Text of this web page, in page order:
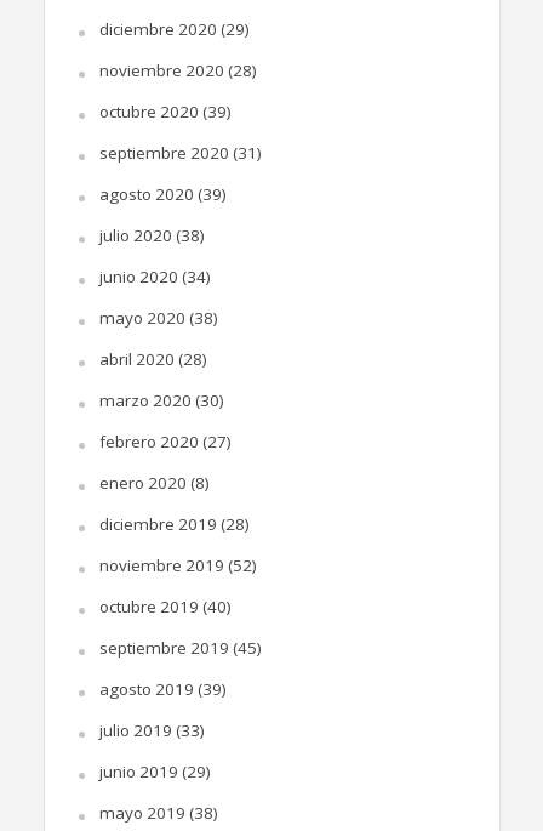
diciembre 2020 (29)
noviembre 2020 (28)
octubre 2020 (39)
septiembre 2020 (31)
agosto 2020 (39)
julio 2020 (38)
junio 2020 (34)
mayo 2020 (38)
abril 2020 (28)
marzo 2020 (30)
febrero 2020 (27)
enero 2020 (8)
diciembre 2019 (28)
noviembre 2019 (52)
octubre 2019 (40)
septiembre 2019 (45)
agosto 2019 (39)
julio 2019 (33)
junio 2019 (29)
mayo 2019 (38)